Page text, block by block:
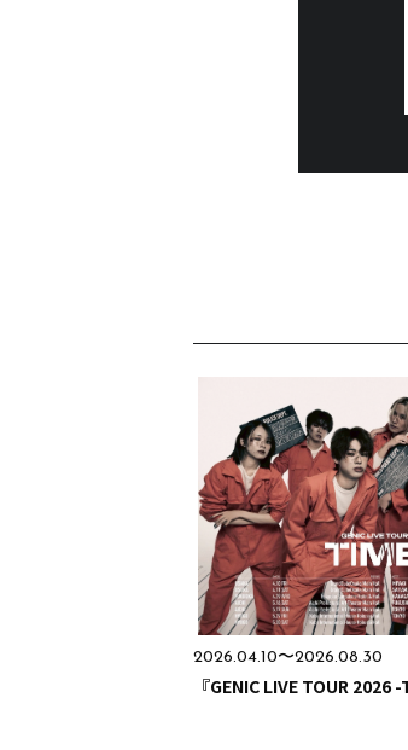
2026.04.10〜2026.08.30
『GENIC LIVE TOUR 2026